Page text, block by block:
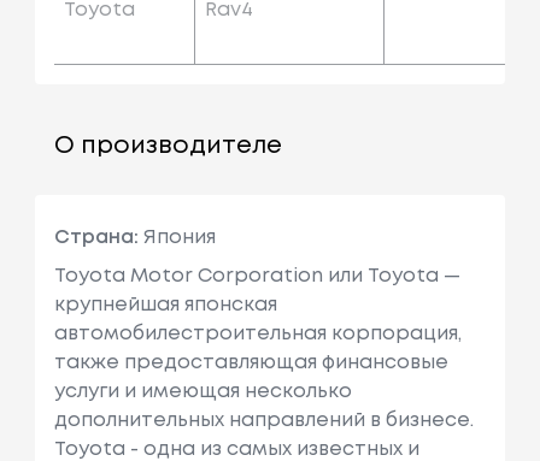
Toyota Rav4
О производителе
Страна: Япония
Toyota Motor Corporation или Toyota —
крупнейшая японская
автомобилестроительная корпорация,
также предоставляющая финансовые
услуги и имеющая несколько
дополнительных направлений в бизнесе.
Toyota - одна из самых известных и